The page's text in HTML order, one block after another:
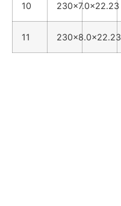
10 230x7.0x22.23
11 230x8.0x22.23